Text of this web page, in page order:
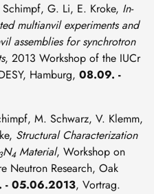
G. Li, E. Kroke, In-
multianvil experiments and
assemblies for synchrotron
, 2013 Workshop of the IUCr
Hamburg, 08.09. -
M. Schwarz, V. Klemm,
Structural Characterization
N4Material, Workshop on
Neutron Research, Oak
- 05.06.2013, Vortrag.